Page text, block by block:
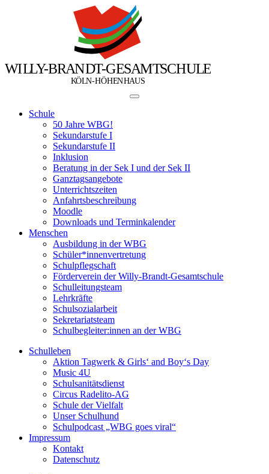
WILLY-BRANDT-GESAMTSCHULE
KÖLN-HÖHENHAUS
Schule
50 Jahre WBG!
Sekundarstufe I
Sekundarstufe II
Inklusion
Beratung in der Sek I und der Sek II
Ganztagsangebote
Unterrichtszeiten
Anfahrtsbeschreibung
Moodle
Downloads und Terminkalender
Menschen
Ausbildung in der WBG
Schüler*innenvertretung
Schulpflegschaft
Förderverein der Willy-Brandt-Gesamtschule
Schulleitungsteam
Lehrkräfte
Schulsozialarbeit
Sekretariatsteam
Schulbegleiter:innen an der WBG
Schulleben
Aktion Tagwerk & Girls‘ and Boy‘s Day
Music 4U
Schulsanitätsdienst
Circus Radelito-AG
Schule der Vielfalt
Unser Schulhund
Schulpodcast „WBG goes viral“
Impressum
Kontakt
Datenschutz